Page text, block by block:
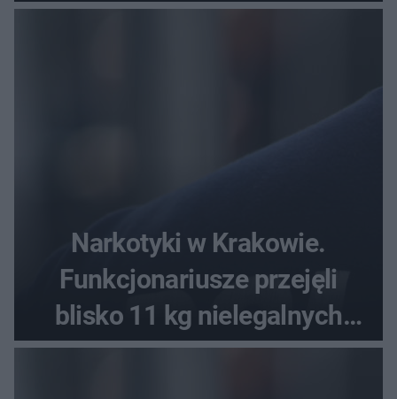
Narkotyki w Krakowie.
Funkcjonariusze przejęli
blisko 11 kg nielegalnych
substancji